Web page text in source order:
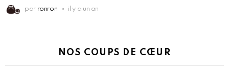
par ronron il y a un an
NOS COUPS DE CŒUR